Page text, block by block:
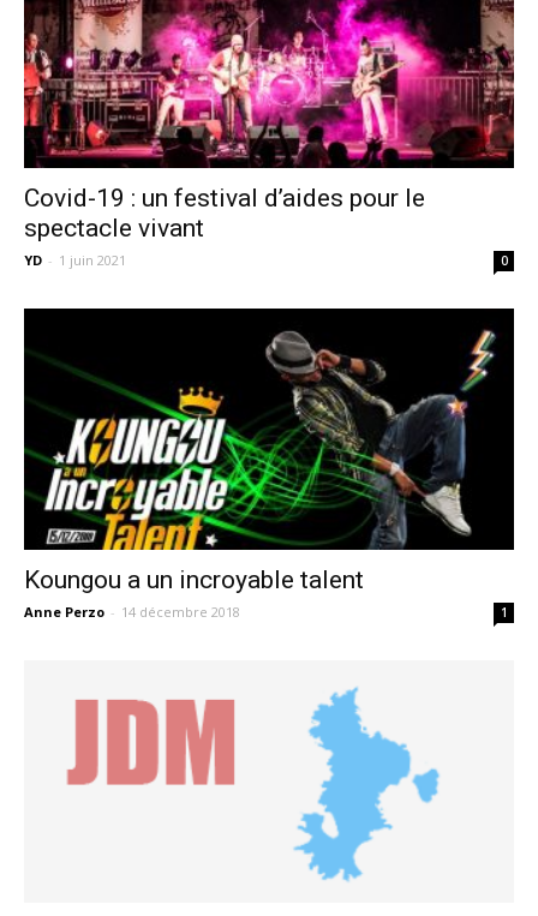
Covid-19 : un festival d’aides pour le
spectacle vivant
YD - 1 juin 2021 0
Koungou a un incroyable talent
Anne Perzo - 14 décembre 2018 1